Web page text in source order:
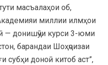
масъалаҳои об,
миллии илмҳои
— донишҷӯи курси 3-юми
барандаи Шоҳҷоизаи
субҳи доноӣ китоб аст”,